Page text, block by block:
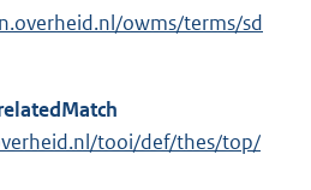
owms/terms/sd
tooi/def/thes/top/